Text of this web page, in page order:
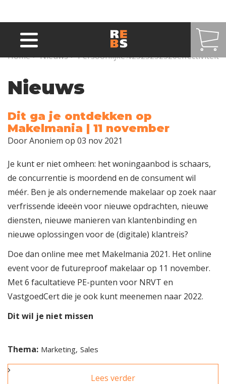
Home > Nieuws > Persoonlijke%2525252520effectiviteit
Nieuws
Dit ga je ontdekken op
Makelmania | 11 november
DoorAnoniem op 03 nov 2021
Je kunt er niet omheen: het woningaanbod is schaars,
de concurrentie is moordend en de consument wil
méér. Ben je als ondernemende makelaar op zoek naar
verfrissende ideeën voor nieuwe opdrachten, nieuwe
diensten, nieuwe manieren van klantenbinding en
nieuwe oplossingen voor de (digitale) klantreis?
Doe dan online mee met Makelmania 2021. Het online
event voor de futureproof makelaar op 11 november.
Met 6 facultatieve PE-punten voor NRVT en
VastgoedCert die je ook kunt meenemen naar 2022.
Dit wil je niet missen
Thema: Marketing Sales
Lees verder